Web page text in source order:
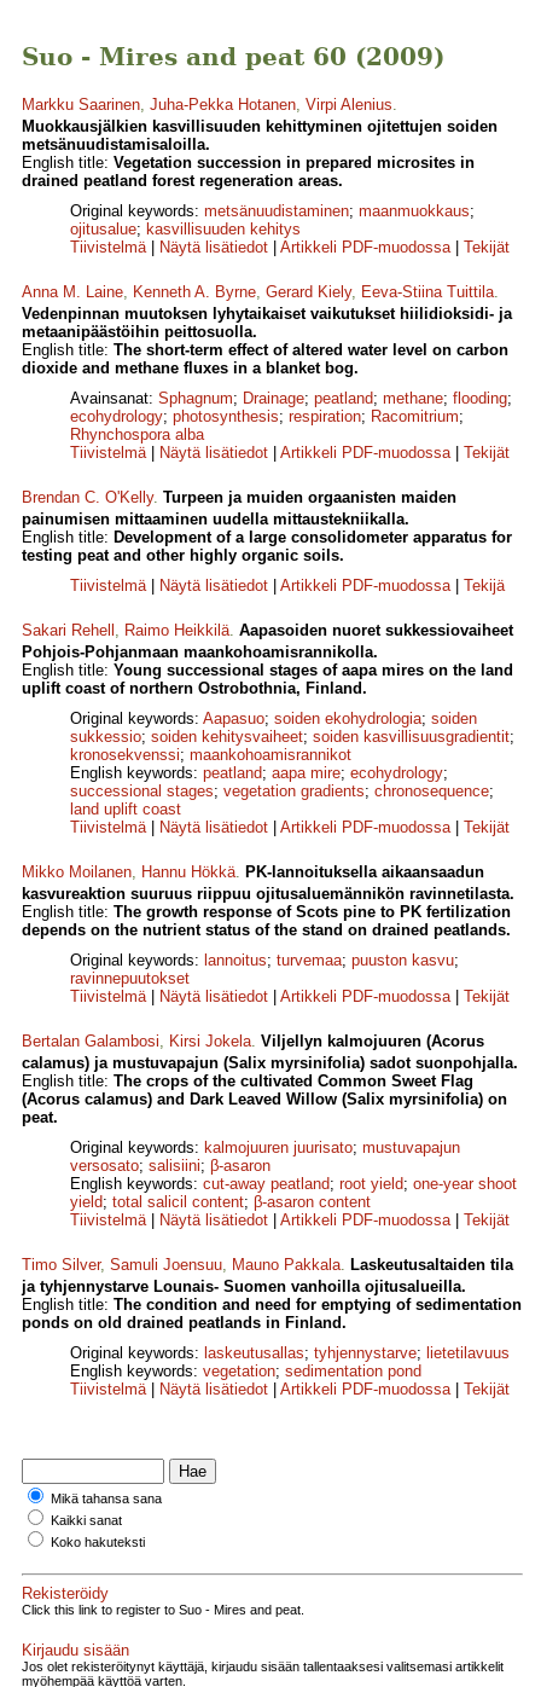
Suo - Mires and peat 60 (2009)
Markku Saarinen, Juha-Pekka Hotanen, Virpi Alenius.
Muokkausjälkien kasvillisuuden kehittyminen ojitettujen soiden
metsänuudistamisaloilla.
English title: Vegetation succession in prepared microsites in
drained peatland forest regeneration areas.
Original keywords: metsänuudistaminen; maanmuokkaus;
ojitusalue; kasvillisuuden kehitys
Tiivistelmä| Näytä lisätiedot Artikkeli PDF-muodossa| Tekijät
Anna M. Laine, Kenneth A. Byrne, Gerard Kiely, Eeva-Stiina Tuittila.
Vedenpinnan muutoksen lyhytaikaiset vaikutukset hiilidioksidi- ja
metaanipäästöihin peittosuolla.
English title: The short-term effect of altered water level on carbon
dioxide and methane fluxes in a blanket bog.
Avainsanat: Sphagnum; Drainage; peatland; methane; flooding;
ecohydrology; photosynthesis; respiration; Racomitrium;
Rhynchospora alba
Tiivistelmä| Näytä lisätiedot Artikkeli PDF-muodossa| Tekijät
Brendan C. O'Kelly. Turpeen ja muiden orgaanisten maiden
painumisen mittaaminen uudella mittaustekniikalla.
English title: Development of a large consolidometer apparatus for
testing peat and other highly organic soils.
Tiivistelmä| Näytä lisätiedot Artikkeli PDF-muodossa| Tekijä
Sakari Rehell , Raimo Heikkilä. Aapasoiden nuoret sukkessiovaiheet
Pohjois-Pohjanmaan maankohoamisrannikolla.
English title: Young successional stages of aapa mires on the land
uplift coast of northern Ostrobothnia, Finland.
Original keywords: Aapasuo; soiden ekohydrologia; soiden
sukkessio; soiden kehitysvaiheet; soiden kasvillisuusgradientit;
kronosekvenssi; maankohoamisrannikot
English keywords: peatland; aapa mire; ecohydrology;
successional stages; vegetation gradients; chronosequence;
land uplift coast
Tiivistelmä| Näytä lisätiedot Artikkeli PDF-muodossa| Tekijät
Mikko Moilanen, Hannu Hökkä. PK-lannoituksella aikaansaadun
kasvureaktion suuruus riippuu ojitusaluemännikön ravinnetilasta.
English title: The growth response of Scots pine to PK fertilization
depends on the nutrient status of the stand on drained peatlands.
Original keywords: lannoitus; turvemaa; puuston kasvu;
ravinnepuutokset
Tiivistelmä| Näytä lisätiedot Artikkeli PDF-muodossa| Tekijät
Bertalan Galambosi, Kirsi Jokela. Viljellyn kalmojuuren (Acorus
calamus) ja mustuvapajun (Salix myrsinifolia) sadot suonpohjalla.
English title: The crops of the cultivated Common Sweet Flag
(Acorus calamus) and Dark Leaved Willow (Salix myrsinifolia) on
peat.
Original keywords: kalmojuuren juurisato; mustuvapajun
versosato; salisiini; β-asaron
English keywords: cut-away peatland; root yield; one-year shoot
yield; total salicil content; β-asaron content
Tiivistelmä| Näytä lisätiedot Artikkeli PDF-muodossa| Tekijät
Timo Silver, Samuli Joensuu, Mauno Pakkala. Laskeutusaltaiden tila
ja tyhjennystarve Lounais- Suomen vanhoilla ojitusalueilla.
English title: The condition and need for emptying of sedimentation
ponds on old drained peatlands in Finland.
Original keywords: laskeutusallas; tyhjennystarve; lietetilavuus
English keywords: vegetation; sedimentation pond
Tiivistelmä| Näytä lisätiedot Artikkeli PDF-muodossa| Tekijät
Mikä tahansa sana
Kaikki sanat
Koko hakuteksti
Rekisteröidy
Click this link to register to Suo - Mires and peat.
Kirjaudu sisään
Jos olet rekisteröitynyt käyttäjä, kirjaudu sisään tallentaaksesi valitsemasi artikkelit
myöhempää käyttöä varten.